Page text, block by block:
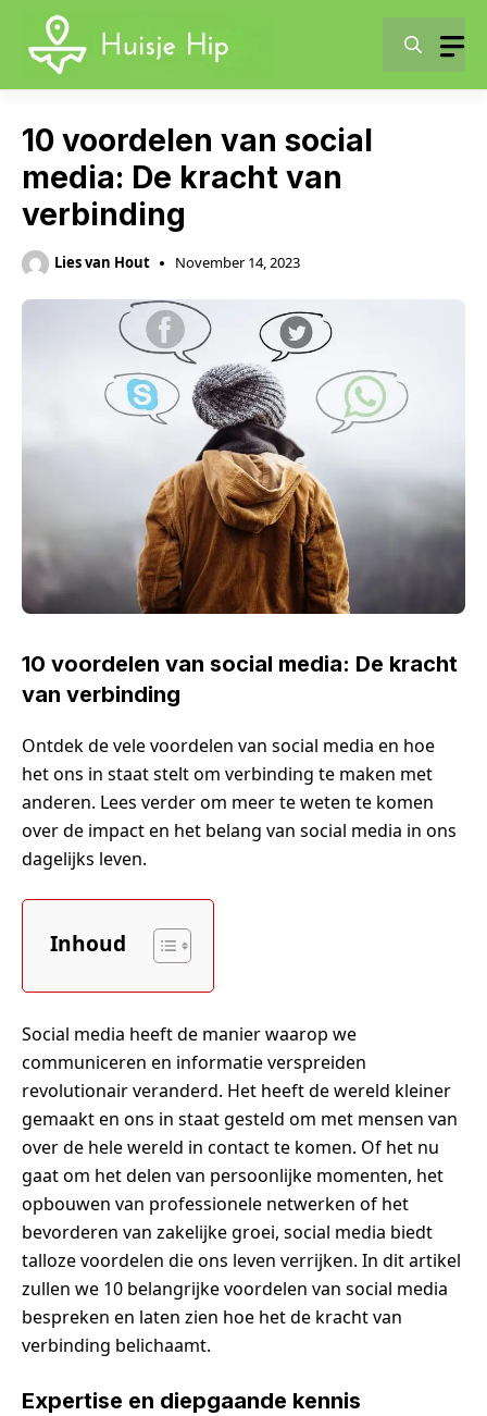
content
10 voordelen van social
media: De kracht van
verbinding
Lies van Hout November 14, 2023
10 voordelen van social media: De kracht
van verbinding
Ontdek de vele voordelen van social media en hoe
het ons in staat stelt om verbinding te maken met
anderen. Lees verder om meer te weten te komen
over de impact en het belang van social media in ons
dagelijks leven.
Inhoud
Social media heeft de manier waarop we
communiceren en informatie verspreiden
revolutionair veranderd. Het heeft de wereld kleiner
gemaakt en ons in staat gesteld om met mensen van
over de hele wereld in contact te komen. Of het nu
gaat om het delen van persoonlijke momenten, het
opbouwen van professionele netwerken of het
bevorderen van zakelijke groei, social media biedt
talloze voordelen die ons leven verrijken. In dit artikel
zullen we 10 belangrijke voordelen van social media
bespreken en laten zien hoe het de kracht van
verbinding belichaamt.
Expertise en diepgaande kennis